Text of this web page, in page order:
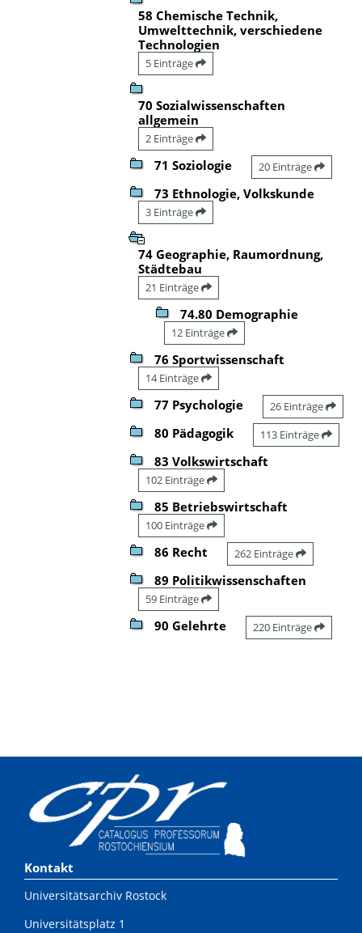
58 Chemische Technik,
Umwelttechnik, verschiedene
Technologien
5 Einträge
70 Sozialwissenschaften
allgemein
2 Einträge
71 Soziologie 20 Einträge
73 Ethnologie, Volkskunde
3 Einträge
74 Geographie, Raumordnung,
Städtebau
21 Einträge
74.80 Demographie
12 Einträge
76 Sportwissenschaft
14 Einträge
77 Psychologie 26 Einträge
80 Pädagogik 113 Einträge
83 Volkswirtschaft
102 Einträge
85 Betriebswirtschaft
100 Einträge
86 Recht 262 Einträge
89 Politikwissenschaften
59 Einträge
90 Gelehrte 220 Einträge
Kontakt
Universitätsarchiv Rostock
Universitätsplatz 1